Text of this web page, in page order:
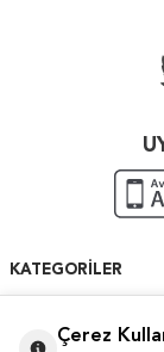
KATEGORILER
Çerez